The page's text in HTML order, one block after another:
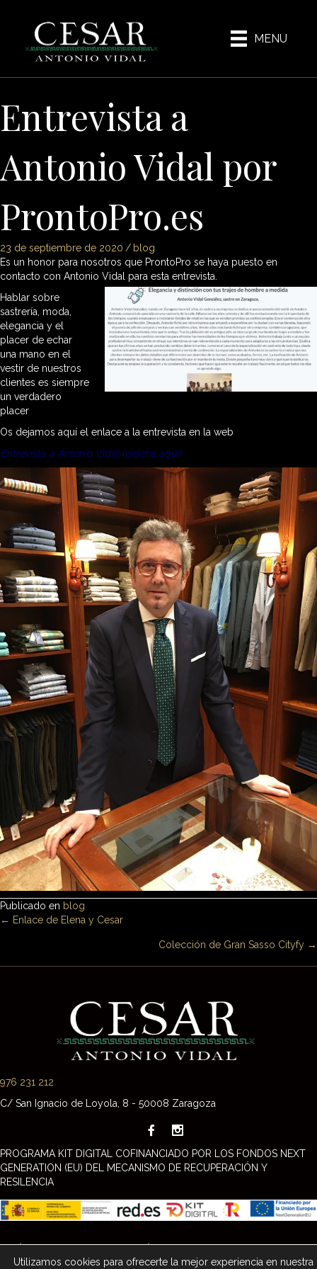
MENU
Entrevista a
Antonio Vidal por
ProntoPro.es
23 de septiembre de 2020 / blog
Es un honor para nosotros que ProntoPro se haya puesto en
contacto con Antonio Vidal para esta entrevista.
Hablar sobre
sastrería, moda,
elegancia y el
placer de echar
una mano en el
vestir de nuestros
clientes es siempre
un verdadero
placer
Os dejamos aquí el enlace a la entrevista en la web
Entrevista a Antonio Vidal (pincha aquí)
Publicado en blog
Posts
← Enlace de Elena y Cesar
Colección de Gran Sasso Cityfy →
976 231 212
C/ San Ignacio de Loyola, 8 - 50008 Zaragoza
PROGRAMA KIT DIGITAL COFINANCIADO POR LOS FONDOS NEXT
GENERATION (EU) DEL MECANISMO DE RECUPERACIÓN Y
RESILENCIA
DECLARACIÓN DE ACCESIBILIDAD
Utilizamos cookies para ofrecerte la mejor experiencia en nuestra